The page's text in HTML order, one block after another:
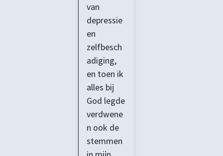
van
depressie
en
zelfbesch
adiging,
en toen ik
alles bij
God legde
verdwene
n ook de
stemmen